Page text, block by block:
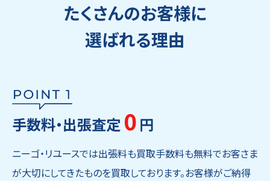
たくさんのお客様に
選ばれる理由
手数料・出張査定 0 円
ニーゴ・リユースでは出張料も買取手数料も無料でお客さま
が大切にしてきたものを買取しております。お客様がご納得